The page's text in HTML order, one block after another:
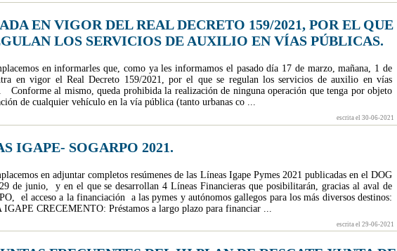
EN VIGOR DEL REAL DECRETO 159/2021, POR EL QUE
LOS SERVICIOS DE AUXILIO EN VÍAS PÚBLICAS.
en informarles que, como ya les informamos el pasado día 17 de marzo, mañana, 1 de
en vigor el Real Decreto 159/2021, por el que se regulan los servicios de auxilio en vías
Conforme al mismo, queda prohibida la realización de ninguna operación que tenga por objeto
de cualquier vehículo en la vía pública (tanto urbanas co ...
escrita el 30-06-2021
IGAPE- SOGARPO 2021.
en adjuntar completos resúmenes de las Líneas Igape Pymes 2021 publicadas en el DOG
de junio, y en el que se desarrollan 4 Líneas Financieras que posibilitarán, gracias al aval de
el acceso a la financiación a las pymes y autónomos gallegos para los más diversos destinos:
CRECEMENTO: Préstamos a largo plazo para financiar ...
escrita el 29-06-2021